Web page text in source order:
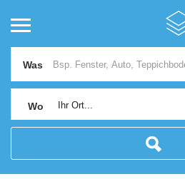
Was
Wo Ihr Ort...